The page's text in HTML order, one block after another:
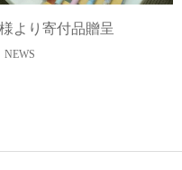
より寄付品贈呈
NEWS